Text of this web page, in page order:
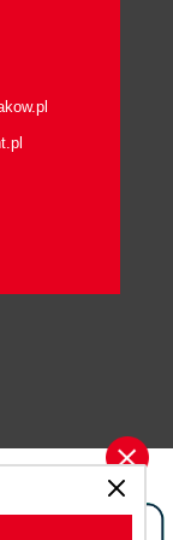
zadań
plików